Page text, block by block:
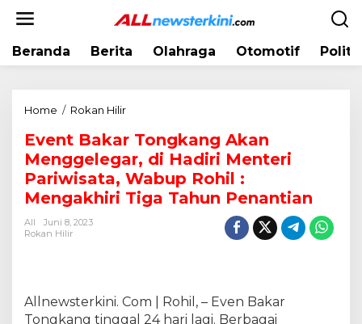
Beranda Berita Olahraga Otomotif
Home / Rokan Hilir
e
n
t
B
a
n
g
Event Bakar Tongkang Akan
Menggelegar, di Hadiri Menteri
Pariwisata, Wabup Rohil :
Mengakhiri Tiga Tahun Penantian
All
Juni 8, 2023
Rokan Hilir
Allnewsterkini. Com | Rohil, – Even Bakar
Tongkang tinggal 24 hari lagi. Berbagai